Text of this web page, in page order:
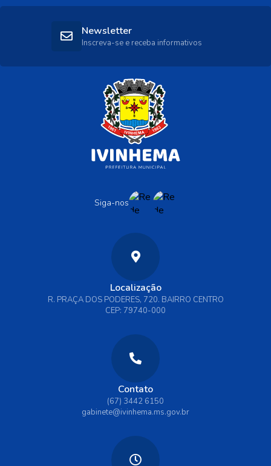
Siga-nos
Localização
R. PRAÇA DOS PODERES, 720. BAIRRO CENTRO
CEP: 79740-000
Contato
(67) 3442 6150
gabinete@ivinhema.ms.gov.br
Newsletter
Inscreva-se e receba informativos